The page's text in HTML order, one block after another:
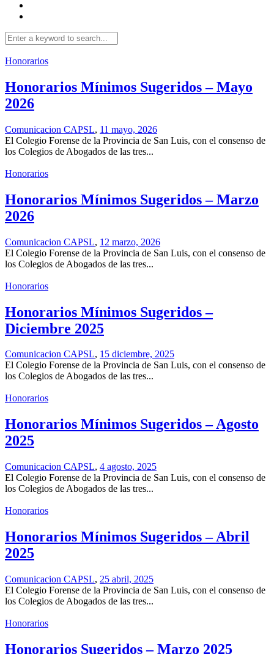
Honorarios
Honorarios Mínimos Sugeridos – Mayo
2026
Comunicacion CAPSL, 11 mayo, 2026
El Colegio Forense de la Provincia de San Luis, con el consenso de
los Colegios de Abogados de las tres...
Honorarios
Honorarios Mínimos Sugeridos – Marzo
2026
Comunicacion CAPSL, 12 marzo, 2026
El Colegio Forense de la Provincia de San Luis, con el consenso de
los Colegios de Abogados de las tres...
Honorarios
Honorarios Mínimos Sugeridos –
Diciembre 2025
Comunicacion CAPSL, 15 diciembre, 2025
El Colegio Forense de la Provincia de San Luis, con el consenso de
los Colegios de Abogados de las tres...
Honorarios
Honorarios Mínimos Sugeridos – Agosto
2025
Comunicacion CAPSL, 4 agosto, 2025
El Colegio Forense de la Provincia de San Luis, con el consenso de
los Colegios de Abogados de las tres...
Honorarios
Honorarios Mínimos Sugeridos – Abril
2025
Comunicacion CAPSL, 25 abril, 2025
El Colegio Forense de la Provincia de San Luis, con el consenso de
los Colegios de Abogados de las tres...
Honorarios
Honorarios Sugeridos – Marzo 2025